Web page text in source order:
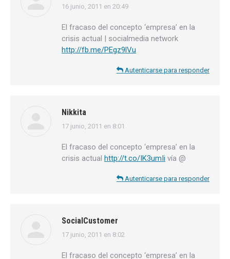
dice:
16 junio, 2011 en 20:49
El fracaso del concepto ‘empresa’ en la
crisis actual | socialmedia network
http://fb.me/PEgz9lVu
Autenticarse para responder
Nikkita
dice:
17 junio, 2011 en 8:01
El fracaso del concepto ‘empresa’ en la
crisis actual http://t.co/IK3umIi vía @
Autenticarse para responder
SocialCustomer
dice:
17 junio, 2011 en 8:02
El fracaso del concepto ‘empresa’ en la